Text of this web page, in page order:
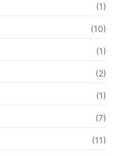
(1)
(10)
(1)
(2)
(1)
(7)
(11)